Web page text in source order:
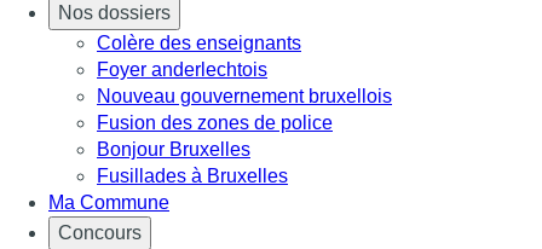
Nos dossiers
Colère des enseignants
Foyer anderlechtois
Nouveau gouvernement bruxellois
Fusion des zones de police
Bonjour Bruxelles
Fusillades à Bruxelles
Ma Commune
Concours